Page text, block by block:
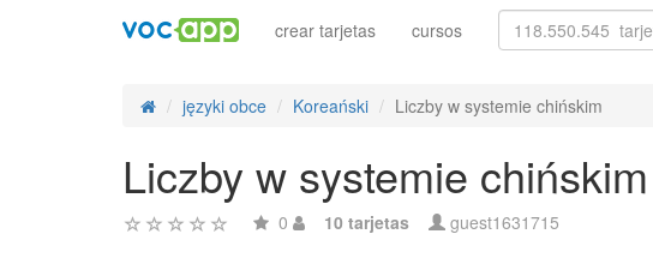
crear tarjetas cursos
języki obce Koreański Liczby w systemie chińskim
Liczby w systemie chińskim
0 10 tarjetas guest1631715